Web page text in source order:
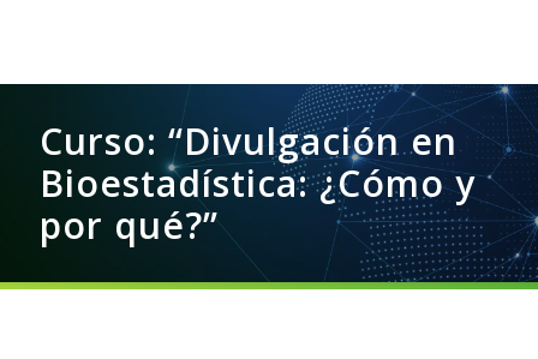
Curso: “Divulgación en
Bioestadística: ¿Cómo y
por qué?”